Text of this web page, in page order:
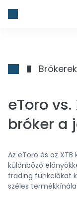
Brókerek
eToro vs.
bróker a
Az eToro és az
különböző
trading funkciókat
széles